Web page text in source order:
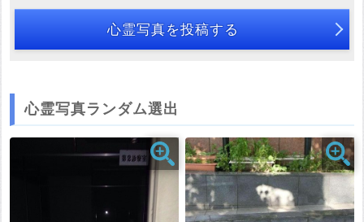
心霊写真を投稿する
心霊写真ランダム選出